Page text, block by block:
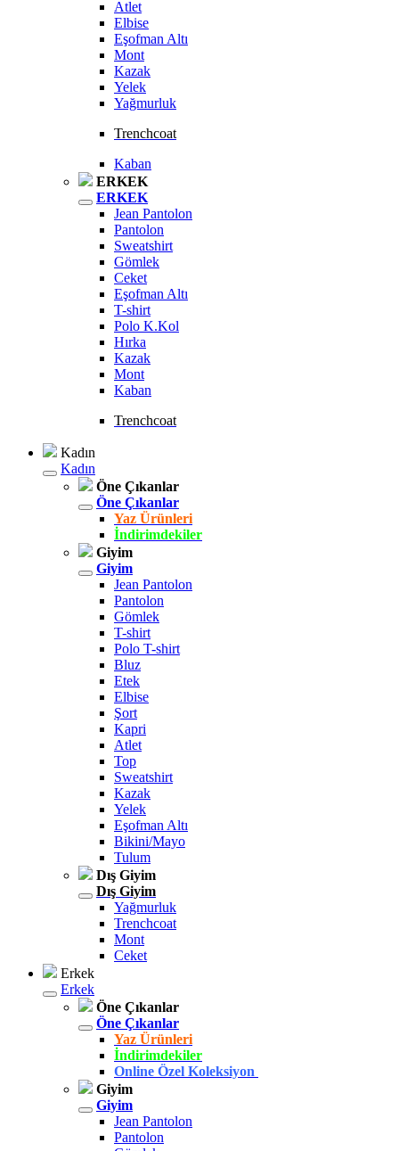
Atlet
Elbise
Eşofman Altı
Mont
Kazak
Yelek
Yağmurluk
Trenchcoat
Kaban
ERKEK
ERKEK
Jean Pantolon
Pantolon
Sweatshirt
Gömlek
Ceket
Eşofman Altı
T-shirt
Polo K.Kol
Hırka
Kazak
Mont
Kaban
Trenchcoat
Kadın
Kadın
Öne Çıkanlar
Öne Çıkanlar
Yaz Ürünleri
İndirimdekiler
Giyim
Giyim
Jean Pantolon
Pantolon
Gömlek
T-shirt
Polo T-shirt
Bluz
Etek
Elbise
Şort
Kapri
Atlet
Top
Sweatshirt
Kazak
Yelek
Eşofman Altı
Bikini/Mayo
Tulum
Dış Giyim
Dış Giyim
Yağmurluk
Trenchcoat
Mont
Ceket
Erkek
Erkek
Öne Çıkanlar
Öne Çıkanlar
Yaz Ürünleri
İndirimdekiler
Online Özel Koleksiyon
Giyim
Giyim
Jean Pantolon
Pantolon